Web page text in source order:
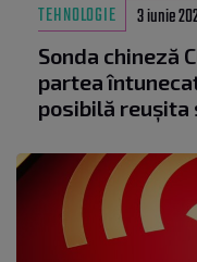
TEHNOLOGIE 3 iunie
Sonda chineză
partea
posibilă reușita